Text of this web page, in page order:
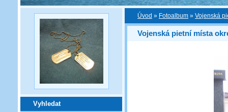
Vyhledat
Úvod » Fotoalbum » Vojenská
Vojenská pietní místa